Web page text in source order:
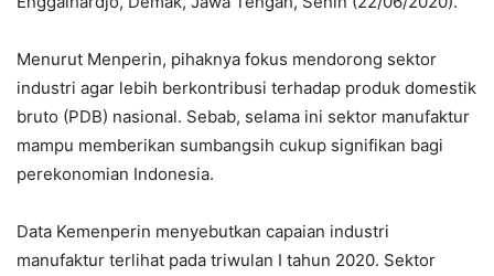
Menurut Menperin, pihaknya fokus mendorong sektor
industri agar lebih berkontribusi terhadap produk domestik
bruto (PDB) nasional. Sebab, selama ini sektor manufaktur
mampu memberikan sumbangsih cukup signifikan bagi
perekonomian Indonesia.
Data Kemenperin menyebutkan capaian industri
manufaktur terlihat pada triwulan I tahun 2020. Sektor